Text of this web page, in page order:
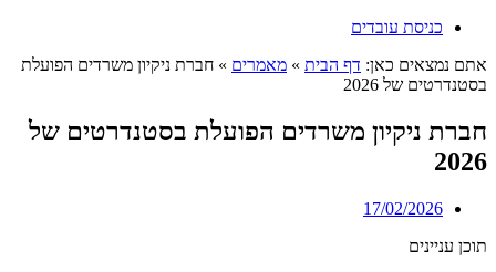
כניסת עובדים
אתם נמצאים כאן: דף הבית » מאמרים » חברת ניקיון משרדים הפועלת
בסטנדרטים של 2026
חברת ניקיון משרדים הפועלת בסטנדרטים של
2026
17/02/2026
תוכן עניינים